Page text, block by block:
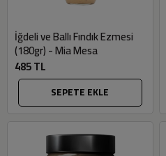
İğdeli ve Ballı Fındık Ezmesi
(180gr) - Mia Mesa
485 TL
SEPETE EKLE